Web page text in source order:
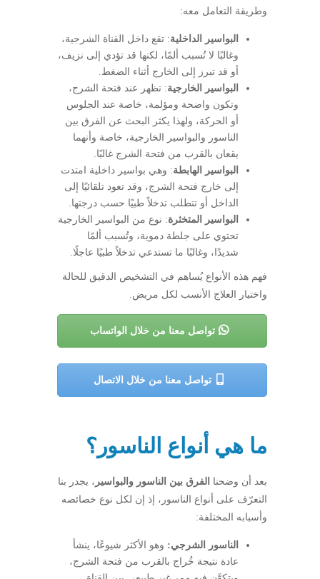
وطريقة التعامل معه:
البواسير الداخلية: تقع داخل القناة الشرجية،
وغالبًا لا تُسبب ألمًا، لكنها قد تؤدي إلى نزيف،
أو قد تبرز إلى الخارج أثناء الضغط.
البواسير الخارجية: تظهر عند فتحة الشرج،
وتكون واضحة ومؤلمة، خاصة عند الجلوس
أو الحركة، ولهذا يكثر البحث عن الفرق بين
الناسور والبواسير الخارجية، خاصة وأنهما
يقعان بالقرب من فتحة الشرج غالبًا.
البواسير الهابطة: وهي بواسير داخلية امتدت
إلى خارج فتحة الشرج، وقد تعود تلقائيًا إلى
الداخل أو تتطلب تدخلاً طبيًا حسب درجتها.
البواسير المتخثرة: نوع من البواسير الخارجية
تحتوي على جلطة دموية، وتُسبب ألمًا
شديدًا، وغالبًا ما تستدعي تدخلاً طبيًا عاجلًا.
فهم هذه الأنواع يُساهم في التشخيص الدقيق للحالة
واختيار العلاج الأنسب لكل مريض.
تواصل معنا من خلال الواتساب
تواصل معنا من خلال الاتصال
ما هي أنواع الناسور؟
بعد أن وضحنا الفرق بين الناسور والبواسير ، يجدر بنا
التعرّف على أنواع الناسور، إذ إن لكل نوع خصائصه
وأسبابه المختلفة:
الناسور الشرجي: وهو الأكثر شيوعًا، ينشأ
عادة نتيجة خُراج بالقرب من فتحة الشرج،